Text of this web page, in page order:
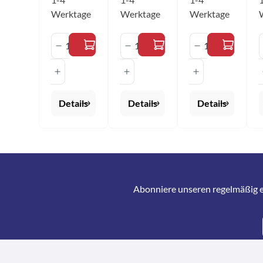
Werktage
Produkt Anzahl: Gib den
Details
Werktage
Produkt Anzahl: Gib
Details
Werktage
Produkt
Details
Abonniere unseren regelmäßig